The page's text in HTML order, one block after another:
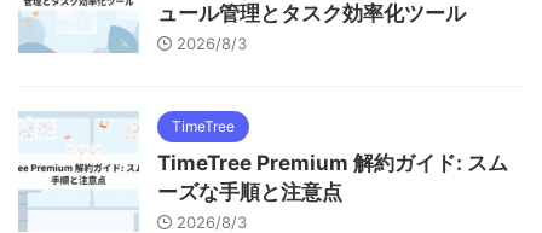
ュール管理とタスク効率化ツール
2026/8/3
TimeTree
TimeTree Premium 解約ガイド: スム
ーズな手順と注意点
2026/8/3